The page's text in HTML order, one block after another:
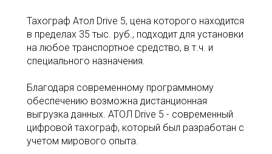
Тахограф Атол Drive 5, цена которого находится
в пределах 35 тыс. руб., подходит для установки
на любое транспортное средство, в т.ч. и
специального назначения.
Благодаря современному программному
обеспечению возможна дистанционная
выгрузка данных. АТОЛ Drive 5 - современный
цифровой тахограф, который был разработан с
учетом мирового опыта.